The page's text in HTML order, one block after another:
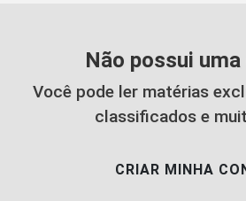
Não possui
Você pode ler matérias
classificados e
CRIAR MINHA